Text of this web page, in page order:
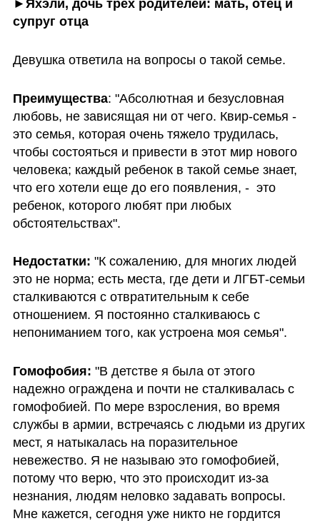
►Яхэли, дочь трех родителей: мать, отец и
супруг отца
Девушка ответила на вопросы о такой семье.
Преимущества: "Абсолютная и безусловная
любовь, не зависящая ни от чего. Квир-семья -
это семья, которая очень тяжело трудилась,
чтобы состояться и привести в этот мир нового
человека; каждый ребенок в такой семье знает,
что его хотели еще до его появления, -  это
ребенок, которого любят при любых
обстоятельствах".
Недостатки: "К сожалению, для многих людей
это не норма; есть места, где дети и ЛГБТ-семьи
сталкиваются с отвратительным к себе
отношением. Я постоянно сталкиваюсь с
непониманием того, как устроена моя семья".
Гомофобия: "В детстве я была от этого
надежно ограждена и почти не сталкивалась с
гомофобией. По мере взросления, во время
службы в армии, встречаясь с людьми из других
мест, я натыкалась на поразительное
невежество. Я не называю это гомофобией,
потому что верю, что это происходит из-за
незнания, людям неловко задавать вопросы.
Мне кажется, сегодня уже никто не гордится